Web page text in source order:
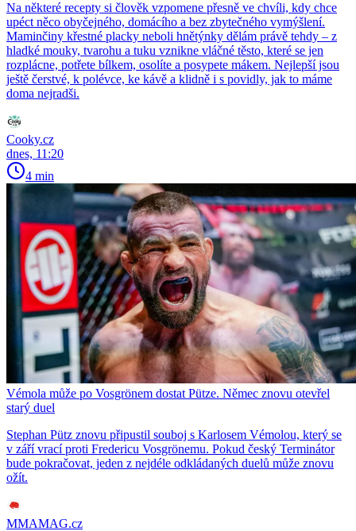
Na některé recepty si člověk vzpomene přesně ve chvíli, kdy chce
upéct něco obyčejného, domácího a bez zbytečného vymýšlení.
Maminčiny křestné placky neboli hnětýnky dělám právě tehdy – z
hladké mouky, tvarohu a tuku vznikne vláčné těsto, které se jen
rozplácne, potřete bílkem, osolíte a posypete mákem. Nejlepší jsou
ještě čerstvé, k polévce, ke kávě a klidně i s povidly, jak to máme
doma nejradši.
Cooky.cz
dnes, 11:20
4 min
Vémola může po Vosgrönem dostat Pütze. Němec znovu otevřel
starý duel
Stephan Pütz znovu připustil souboj s Karlosem Vémolou, který se
v září vrací proti Fredericu Vosgrönemu. Pokud český Terminátor
bude pokračovat, jeden z nejdéle odkládaných duelů může znovu
ožít.
MMAMAG.cz